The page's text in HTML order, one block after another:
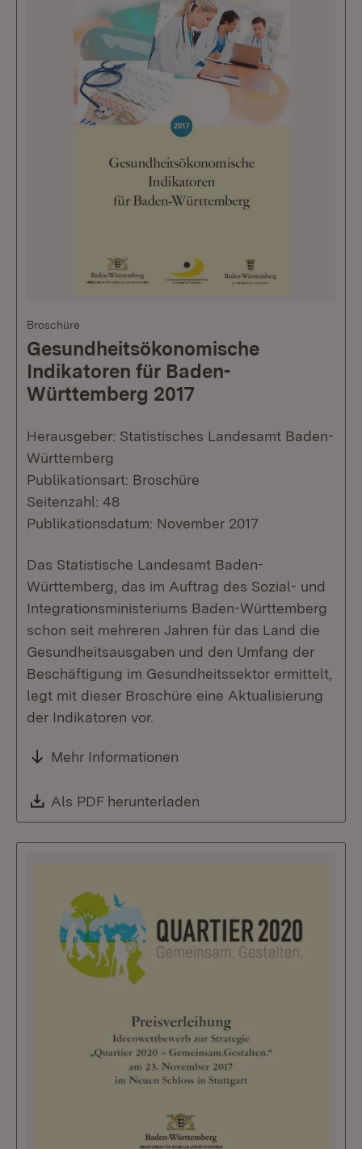
Broschüre
Gesundheitsökonomische
Indikatoren für Baden-
Württemberg 2017
Herausgeber: Statistisches Landesamt Baden-
Württemberg
Publikationsart: Broschüre
Seitenzahl: 48
Publikationsdatum: November 2017
Das Statistische Landesamt Baden-
Württemberg, das im Auftrag des Sozial- und
Integrationsministeriums Baden-Württemberg
schon seit mehreren Jahren für das Land die
Gesundheitsausgaben und den Umfang der
Beschäftigung im Gesundheitssektor ermittelt,
legt mit dieser Broschüre eine Aktualisierung
der Indikatoren vor.
Mehr Informationen
Download:
Als PDF herunterladen